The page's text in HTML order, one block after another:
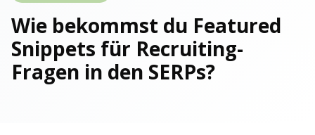
Wie bekommst du Featured
Snippets für Recruiting-
Fragen in den SERPs?